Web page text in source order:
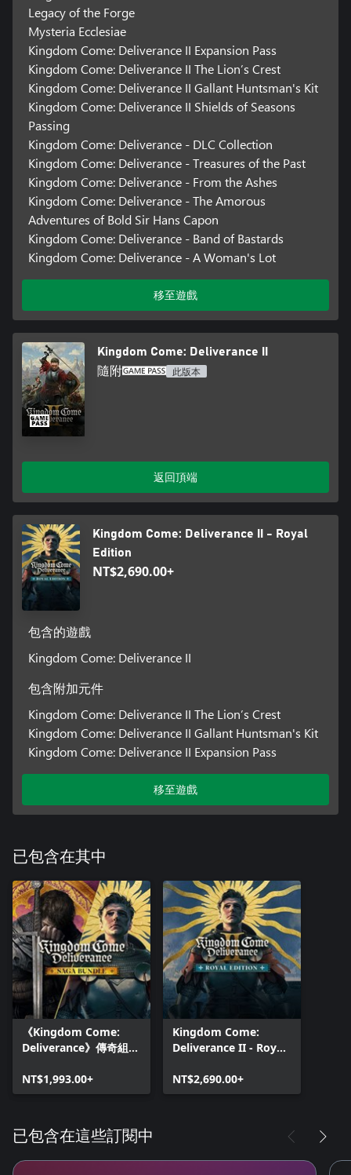
Legacy of the Forge
Mysteria Ecclesiae
Kingdom Come: Deliverance II Expansion Pass
Kingdom Come: Deliverance II The Lion’s Crest
Kingdom Come: Deliverance II Gallant Huntsman's Kit
Kingdom Come: Deliverance II Shields of Seasons
Passing
Kingdom Come: Deliverance - DLC Collection
Kingdom Come: Deliverance - Treasures of the Past
Kingdom Come: Deliverance - From the Ashes
Kingdom Come: Deliverance - The Amorous
Adventures of Bold Sir Hans Capon
Kingdom Come: Deliverance - Band of Bastards
Kingdom Come: Deliverance - A Woman's Lot
移至遊戲
Kingdom Come: Deliverance II
隨附 此版本
返回頂端
Kingdom Come: Deliverance II - Royal
Edition
NT$2,690.00+
包含的遊戲
Kingdom Come: Deliverance II
包含附加元件
Kingdom Come: Deliverance II The Lion’s Crest
Kingdom Come: Deliverance II Gallant Huntsman's Kit
Kingdom Come: Deliverance II Expansion Pass
移至遊戲
已包含在其中
《Kingdom Come:
Deliverance》傳奇組合
NT$1,993.00+
Kingdom Come:
Deliverance II - Royal
NT$2,690.00+
已包含在這些訂閱中